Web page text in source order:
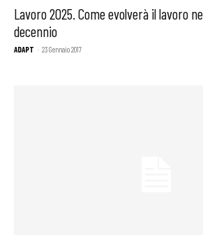
Lavoro 2025. Come evolverà il lavoro
decennio
ADAPT - 23 Gennaio 2017